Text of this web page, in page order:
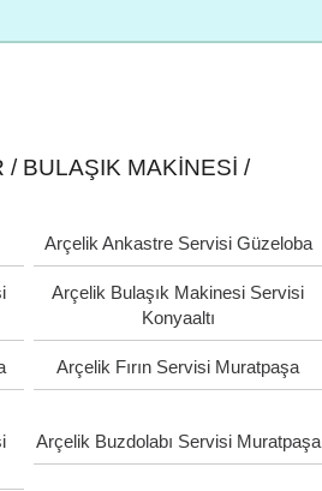
/ BULAŞIK MAKINESI /
Arçelik Ankastre Servisi Güzeloba
Arçelik Bulaşık Makinesi Servisi
Konyaaltı
Arçelik Fırın Servisi Muratpaşa
Arçelik Buzdolabı Servisi Muratpaşa